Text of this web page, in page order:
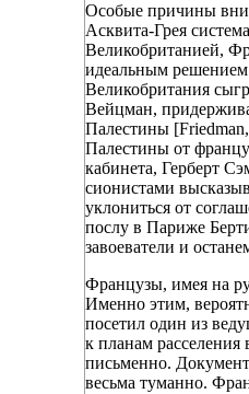
Особые причины
Асквита-Грея
Великобританией,
идеальным
Великобритания
Вейцман,
Палестины
Палестины от
кабинета, Герберт
сионистами
уклониться от
послу в Париже
завоеватели и
Французы, имея на
Именно этим,
посетил один из
к планам расселения
письменно.
весьма туманно.